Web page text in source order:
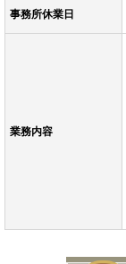
事務所休業日
業務内容